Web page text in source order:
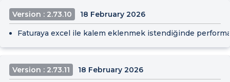
Version : 2.73.10 18 February 2026
Faturaya excel ile kalem eklenmek istendiğinde
Version : 2.73.11 18 February 2026